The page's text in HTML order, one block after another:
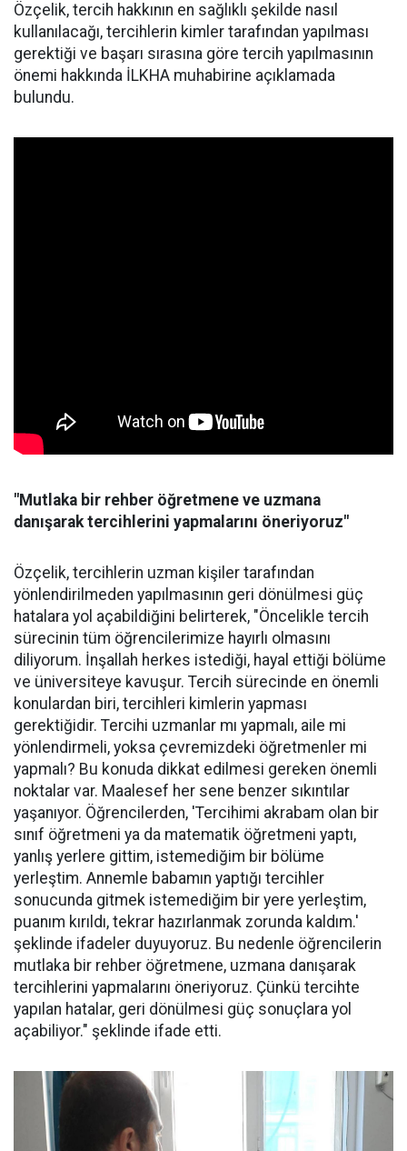
Özçelik, tercih hakkının en sağlıklı şekilde nasıl
kullanılacağı, tercihlerin kimler tarafından yapılması
gerektiği ve başarı sırasına göre tercih yapılmasının
önemi hakkında İLKHA muhabirine açıklamada
bulundu.
"Mutlaka bir rehber öğretmene ve uzmana
danışarak tercihlerini yapmalarını öneriyoruz"
Özçelik, tercihlerin uzman kişiler tarafından
yönlendirilmeden yapılmasının geri dönülmesi güç
hatalara yol açabildiğini belirterek, "Öncelikle tercih
sürecinin tüm öğrencilerimize hayırlı olmasını
diliyorum. İnşallah herkes istediği, hayal ettiği bölüme
ve üniversiteye kavuşur. Tercih sürecinde en önemli
konulardan biri, tercihleri kimlerin yapması
gerektiğidir. Tercihi uzmanlar mı yapmalı, aile mi
yönlendirmeli, yoksa çevremizdeki öğretmenler mi
yapmalı? Bu konuda dikkat edilmesi gereken önemli
noktalar var. Maalesef her sene benzer sıkıntılar
yaşanıyor. Öğrencilerden, 'Tercihimi akrabam olan bir
sınıf öğretmeni ya da matematik öğretmeni yaptı,
yanlış yerlere gittim, istemediğim bir bölüme
yerleştim. Annemle babamın yaptığı tercihler
sonucunda gitmek istemediğim bir yere yerleştim,
puanım kırıldı, tekrar hazırlanmak zorunda kaldım.'
şeklinde ifadeler duyuyoruz. Bu nedenle öğrencilerin
mutlaka bir rehber öğretmene, uzmana danışarak
tercihlerini yapmalarını öneriyoruz. Çünkü tercihte
yapılan hatalar, geri dönülmesi güç sonuçlara yol
açabiliyor." şeklinde ifade etti.